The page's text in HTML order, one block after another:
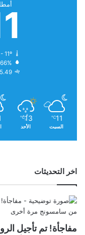
11º - 11º
66%
5.49 كيلومتر/ساعة
11
℃
السبت
13
℃
الأحد
اخر التحديثات